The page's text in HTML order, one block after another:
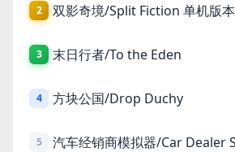
2 双影奇境/Split Fiction 单机版本
3 末日行者/To the Eden
4 方块公国/Drop Duchy
5 汽车经销商模拟器/Car Dealer